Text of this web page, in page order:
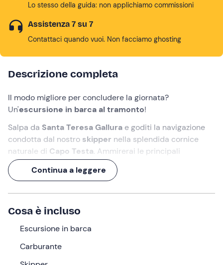
Lo stesso della guida: non applichiamo commissioni
Assistenza 7 su 7
Contattaci quando vuoi. Non facciamo ghosting
Descrizione completa
Il modo migliore per concludere la giornata?
Un'escursione in barca al tramonto!
Salpa da Santa Teresa Gallura e goditi la navigazione
condotta dal nostro skipper nella splendida cornice
naturale di Capo Testa. Ammirerai le principali
attrazioni della costa e farai un ultimo tuffo nelle acque
dipinte dalle calde sfumature del
Un'esperienza di 2 ore, nell'intramontabilemare della
Sardegna!
Cosa faremo
L'appuntamento è
Continua a leggere
Cosa è incluso
Escursione in barca
Carburante